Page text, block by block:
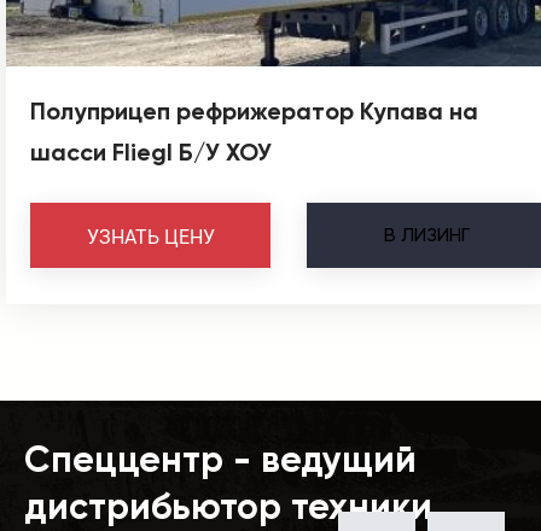
Полуприцеп рефрижератор Купава на
шасси Fliegl Б/У ХОУ
В ЛИЗИНГ
УЗНАТЬ ЦЕНУ
Спеццентр - ведущий
дистрибьютор техники